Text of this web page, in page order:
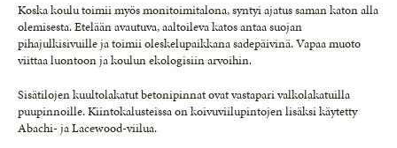
Koska koulu toimii myös monitoimitalona, syntyi ajatus saman katon alla
olemisesta. Etelään avautuva, aaltoileva katos antaa suojan
pihajulkisivuille ja toimii oleskelupaikkana sadepäivinä. Vapaa muoto
viittaa luontoon ja koulun ekologisiin arvoihin.
Sisätilojen kuultolakatut betonipinnat ovat vastapari valkolakatuilla
puupinnoille. Kiintokalusteissa on koivuviilupintojen lisäksi käytetty
Abachi- ja Lacewood-viilua.